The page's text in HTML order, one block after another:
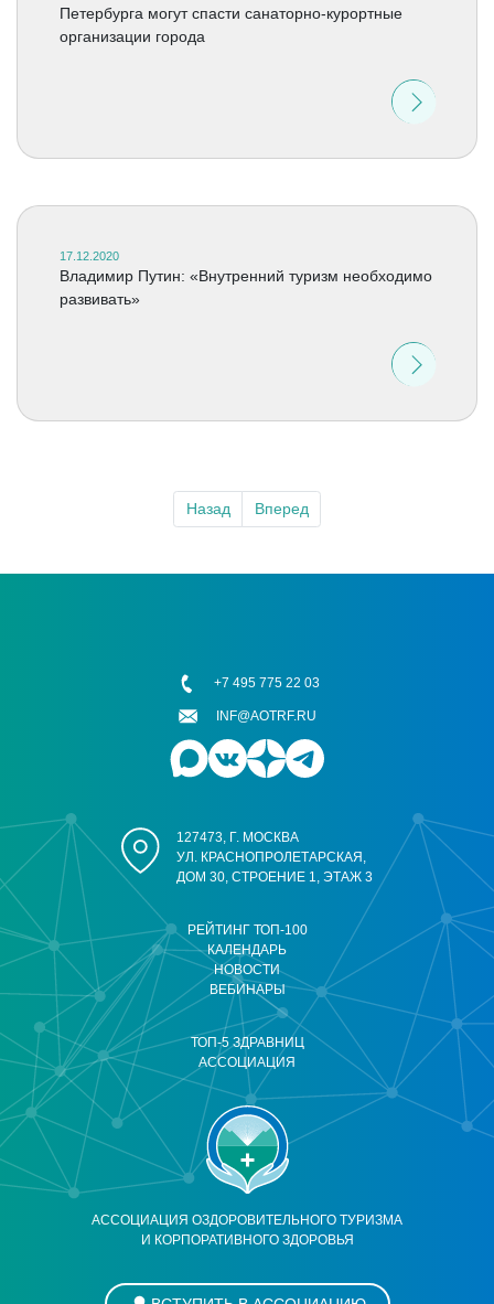
Петербурга могут спасти санаторно-курортные
организации города
17.12.2020
Владимир Путин: «Внутренний туризм необходимо
развивать»
Назад Вперед
АССОЦИАЦИЯ ОЗДОРОВИТЕЛЬНОГО ТУРИЗМА
И КОРПОРАТИВНОГО ЗДОРОВЬЯ
РЕЙТИНГ ТОП-100
КАЛЕНДАРЬ
НОВОСТИ
ВЕБИНАРЫ
ТОП-5 ЗДРАВНИЦ
АССОЦИАЦИЯ
127473, Г. МОСКВА
УЛ. КРАСНОПРОЛЕТАРСКАЯ,
ДОМ 30, СТРОЕНИЕ 1, ЭТАЖ 3
+7 495 775 22 03
INF@AOTRF.RU